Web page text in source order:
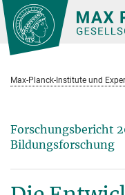
Hauptinhalt
Max-Planck-Institute und
Forschungsbericht
Bildungsforschung